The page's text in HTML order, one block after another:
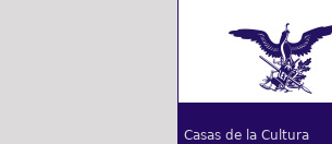
Casas de la Cultura